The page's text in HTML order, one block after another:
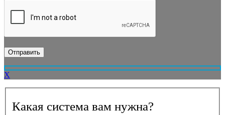
X
Какая система вам нужна?